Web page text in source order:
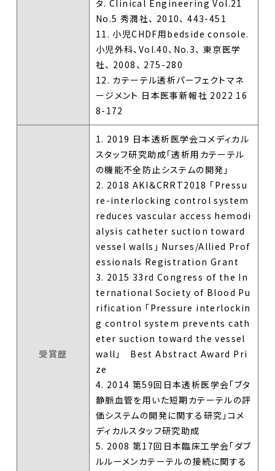
タ. Clinical Engineering Vol.21
No.5 秀潤社、 2010、 443-451
11. 小児CHDF用bedside console.
小児外科、Vol.40、No.3、 東京医学
社、 2008、 275-280
12. カテーテル透析パーフェクトマネ
ージメント 日本医事新報社 2022 16
8-172
受賞歴
1. 2019 日本透析医学会コメディカル
スタッフ研究助成「透析用カテーテル
の機能不全防止システムの開発」
2. 2018 AKI＆CRRT2018 「Pressu
re-interlocking control system
reduces vascular access hemodi
alysis catheter suction toward
vessel walls」 Nurses/Allied Prof
essionals Registration Grant
3. 2015 33rd Congress of the In
ternational Society of Blood Pu
rification 「Pressure interlockin
g control system prevents cath
eter suction toward the vessel
wall」 Best Abstract Award Pri
ze
4. 2014 第59回日本透析医学会「ブタ
静脈血管を用いた短期カテーテルの評
価システムの開発に関する研究」コメ
ディカルスタッフ研究助成
5. 2008 第17回日本臨床工学会「ダブ
ルルーメンカテーテルの接続に関する